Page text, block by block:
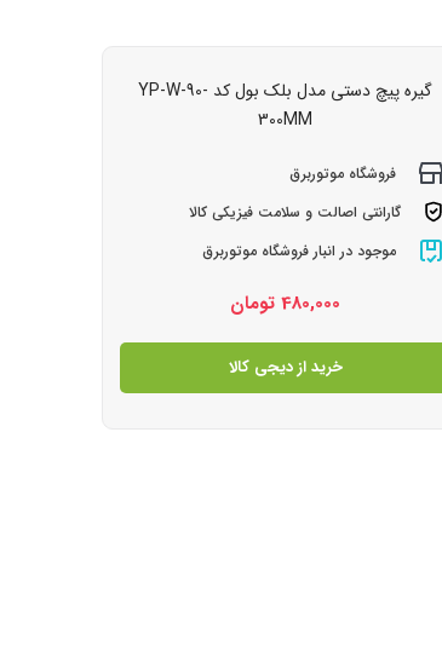
گیره پیچ دستی مدل بلک بول کد YP-W-90-
300MM
فروشگاه موتوربرق
گارانتی اصالت و سلامت فیزیکی کالا
موجود در انبار فروشگاه موتوربرق
480,000 تومان
خرید از دیجی کالا